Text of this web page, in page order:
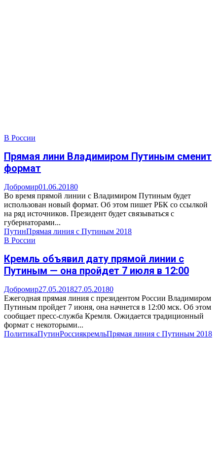
В России
Прямая лини Владимиром Путиным сменит
формат
Добромир01.06.20180
Во время прямой линии с Владимиром Путиным будет
использован новый формат. Об этом пишет РБК со ссылкой
на ряд источников. Президент будет связываться с
губернаторами...
ПутинПрямая линия с Путиным 2018
В России
Кремль объявил дату прямой линии с
Путиным — она пройдет 7 июля в 12:00
Добромир27.05.201827.05.20180
Ежегодная прямая линия с президентом России Владимиром
Путиным пройдет 7 июня, она начнется в 12:00 мск. Об этом
сообщает пресс-служба Кремля. Ожидается традиционный
формат с некоторыми...
ПолитикаПутинРоссиякремльПрямая линия с Путиным 2018